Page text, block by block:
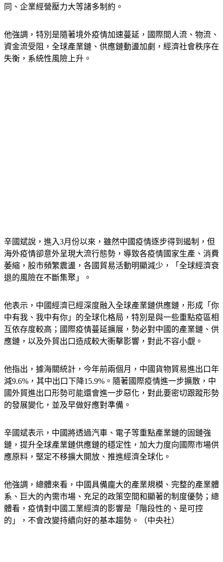
同、企業經營壓力大等諸多制約。
他強調，特別是隨著境外疫情加速蔓延，國際間人流、物流、
資金流受阻，全球產業鏈、供應鏈動盪加劇，經濟社會秩序在
失衡，系統性風險上升。
辛國斌說，進入3月份以來，雖然中國疫情逐步得到遏制，但
海外疫情卻意外呈現大流行態勢，導致各疫情國家生產、消費
萎縮，股市頻繁震盪，各國貿易活動明顯減少，「全球經濟衰
退的風險在不斷集聚」。
他表示，中國經濟已經深度融入全球產業鏈供應鏈，形成「你
中有我、我中有你」的全球化格局，特別是與一些重點疫區相
互依存度較高；國際疫情蔓延擴展，勢必對中國的產業鏈、供
應鏈，以及外貿出口造成較大衝擊影響，對此不容小覷。
他指出，據海關統計，今年前兩個月，中國貨物貿易進出口年
減9.6%，其中出口下降15.9%。隨著國際疫情進一步擴散，中
國外貿進出口形勢可能還會進一步惡化，對此要密切跟蹤形勢
的發展變化，並及早做好應對準備。
辛國斌表示，中國將透過汽車、電子等重點產業鏈的固鏈強
鏈，提升全球產業鏈供應鏈的穩定性，加大力度向國際市場供
應原料，堅定不移擴大開放、推進經濟全球化。
他強調，總體來看，中國具備龐大的產業規模、完整的產業體
系、巨大的內需市場、充足的政策空間和顯著的制度優勢；總
體看，疫情對中國工業經濟的影響是「階段性的、是可控
的」，不會改變持續向好的基本趨勢。（中央社）